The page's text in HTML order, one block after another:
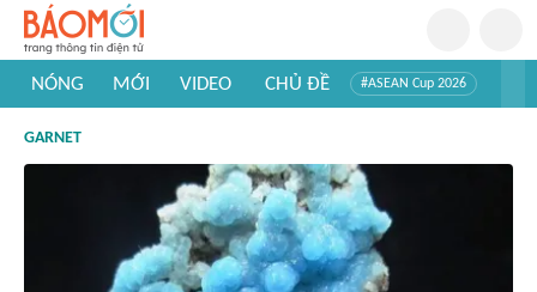
NÓNG MỚI VIDEO CHỦ ĐỀ #ASEAN Cup 2026
#Khám phá thế giới
GARNET